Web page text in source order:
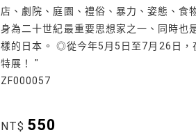
店、劇院、庭園、禮俗、暴力、姿態、食
身為二十世紀最重要思想家之一、同時也
樣的日本。 ◎從今年5月5日至7月26日，
特展！ "
ZF000057
NT$ 550